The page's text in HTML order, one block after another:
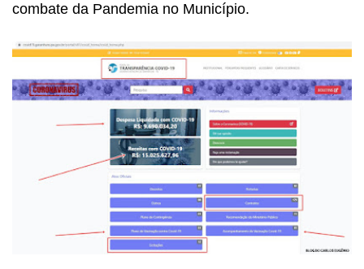
combate da Pandemia no Município.